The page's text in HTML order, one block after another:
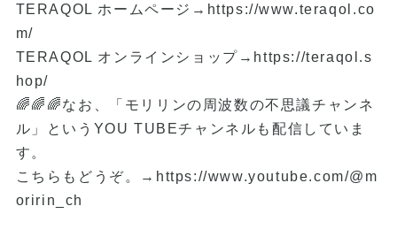
TERAQOL ホームページ→ https://www.teraqol.co
m/
TERAQOL オンラインショップ→ https://teraqol.s
hop/
🌈🌈🌈なお、「モリリンの周波数の不思議チャンネ
ル」というYOU TUBEチャンネルも配信していま
す。
こちらもどうぞ。→ https://www.youtube.com/@m
oririn_ch